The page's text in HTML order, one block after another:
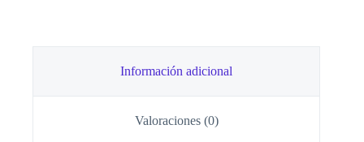
Información adicional
Valoraciones (0)